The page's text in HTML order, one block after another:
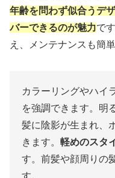
年齢を問わず似合うデ
バーできるのが魅力で
え、メンテナンスも簡単
カラーリングやハイ
を強調できます。明
髪に陰影が生まれ、
きます。 軽めのスタ
す。前髪や顔周りの